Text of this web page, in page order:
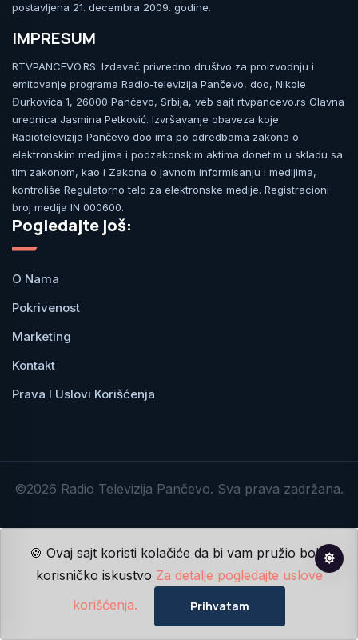
postavljena 21. decembra 2009. godine.
IMPRESUM
RTVPANCEVO.RS. Izdavač privredno društvo za proizvodnju i
emitovanje programa Radio-televizija Pančevo, doo, Nikole
Đurkovića 1, 26000 Pančevo, Srbija, veb sajt rtvpancevo.rs Glavna
urednica Jasmina Petković. Izvršavanje obaveza koje
Radiotelevizija Pančevo doo ima po odredbama zakona o
elektronskim medijima i podzakonskim aktima donetim u skladu sa
tim zakonom, kao i Zakona o javnom informisanju i medijima,
kontroliše Regulatorno telo za elektronske medije. Registracioni
broj medija IN 000600.
Pogledajte još:
O Nama
Pokrivenost
Marketing
Kontakt
Prava I Uslovi Korišćenja
©2026 Radio Televizija Pančevo. Sva prava zadržana.
🍪 Ovaj sajt koristi kolačiće da bi vam pružio bolje
korisničko iskustvo Za detalje pogledajte uslove
korišćenja.
Prihvatam